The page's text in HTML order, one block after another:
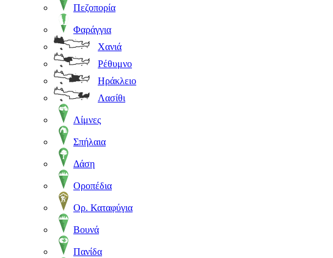
Πεζοπορία
Φαράγγια
Χανιά
Ρέθυμνο
Ηράκλειο
Λασίθι
Λίμνες
Σπήλαια
Δάση
Οροπέδια
Ορ. Καταφύγια
Βουνά
Πανίδα